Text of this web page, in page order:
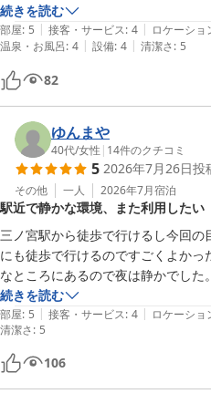
駅からは少し歩きます。
続きを読む
部屋: 5 | 接客・サービス: 4 | ロケーショ
温泉・お風呂: 4 | 設備: 4 | 清潔さ: 5
82
ゆんまや
40代/女性 | 14件のクチコミ
5 2026年7月26日投
その他 一人 2026年7月宿泊
駅近で静かな環境、また利用したい
三ノ宮駅から徒歩で行けるし今回
にも徒歩で行けるのですごくよか
なところにあるので夜は静かでした
たいです。
続きを読む
部屋: 5 | 接客・サービス: 4 | ロケーショ
清潔さ: 5
106